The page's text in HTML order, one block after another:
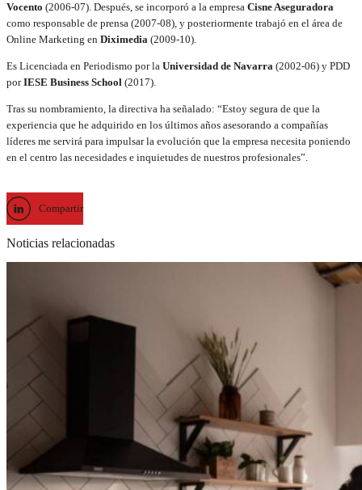
Vocento (2006-07). Después, se incorporó a la empresa Cisne Aseguradora
como responsable de prensa (2007-08), y posteriormente trabajó en el área de
Online Marketing en Diximedia (2009-10).
Es Licenciada en Periodismo por la Universidad de Navarra (2002-06) y PDD
porIESE Business School (2017).
Tras su nombramiento, la directiva ha señalado: “Estoy segura de que la
experiencia que he adquirido en los últimos años asesorando a compañías
líderes me servirá para impulsar la evolución que la empresa necesita poniendo
en el centro las necesidades e inquietudes de nuestros profesionales”.
Compartir
Noticias relacionadas